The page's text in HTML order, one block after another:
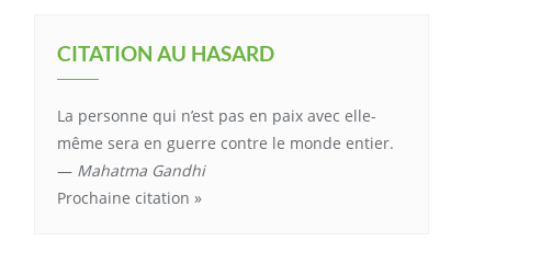
CITATION AU HASARD
La personne qui n’est pas en paix avec elle-
même sera en guerre contre le monde entier.
— Mahatma Gandhi
Prochaine citation »